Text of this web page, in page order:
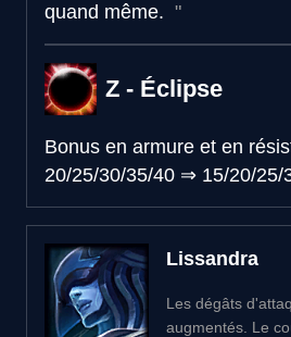
quand même.
Z - Éclipse
Bonus en armure et en
20/25/30/35/40 ⇒ 15/20/25/
Lissandra
Les dégâts
augmentés. Le